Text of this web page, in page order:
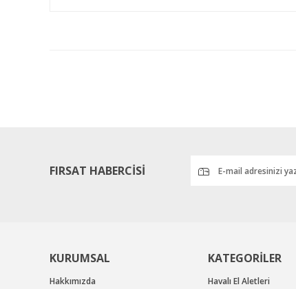
FIRSAT HABERCİSİ
KURUMSAL
Hakkımızda
KATEGORİLER
Havalı El Aletleri